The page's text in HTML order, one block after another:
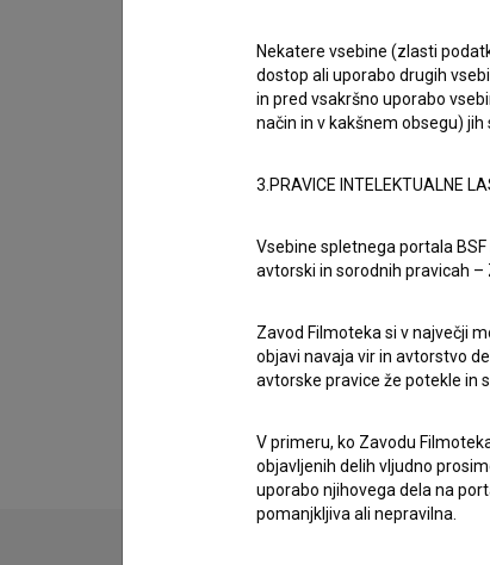
Marija Bergam. Žanrsko je
. Nastala je v produkcijiPaprika
Dominik Mencej
Bojan Emeršič,Gaja Filač,Marija Bergam
Nekatere vsebine (zlasti
dostop ali uporabo drugih
in pred vsakršno uporabo
način in v kakšnem obsegu) jih
3.PRAVICE INTELEKTUALNE
Vsebine spletnega portala
avtorski in sorodnih pravicah –
Zavod Filmoteka si v največji
objavi navaja vir in avtorstvo
avtorske pravice že potekle in
V primeru, ko Zavodu
objavljenih delih vljudno
uporabo njihovega dela na
pomanjkljiva ali nepravilna.